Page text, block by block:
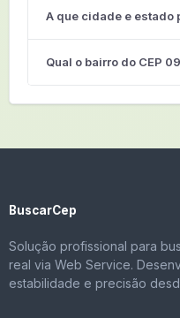
A que cidade e estado
Qual o bairro do CEP
BuscarCep
Solução profissional para
real via Web Service.
estabilidade e precisão